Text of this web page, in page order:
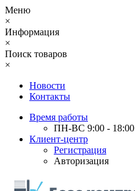
Меню
×
Информация
×
Поиск товаров
×
Новости
Контакты
Время работы
ПН-ВС 9:00 - 18:00
Клиент-центр
Регистрация
Авторизация